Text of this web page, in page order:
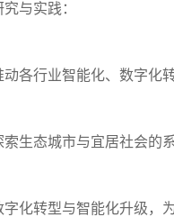
与实践：
各行业智能化、数字化
生态城市与宜居社会的
化转型与智能化升级，